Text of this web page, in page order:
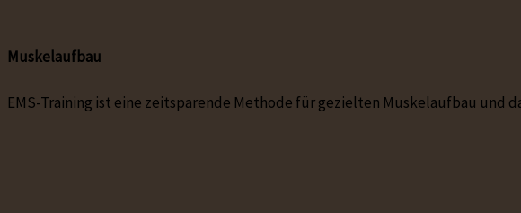
Muskelaufbau
EMS-Training ist eine zeitsparende Methode für gezielten Muskelaufbau und